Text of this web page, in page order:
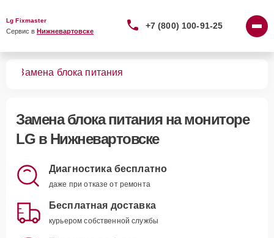
Lg Fixmaster
Сервис в Нижневартовске
+7 (800) 100-91-25
Замена блока питания
Замена блока питанияна мониторе
LG в Нижневартовске
Диагностика бесплатно
даже при отказе от ремонта
Бесплатная доставка
курьером собственной службы